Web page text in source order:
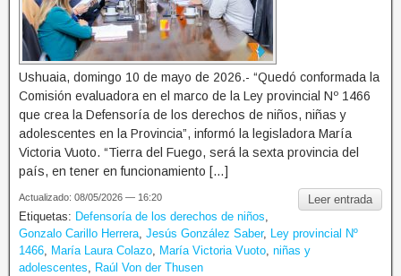
Ushuaia, domingo 10 de mayo de 2026.- “Quedó conformada la
Comisión evaluadora en el marco de la Ley provincial Nº 1466
que crea la Defensoría de los derechos de niños, niñas y
adolescentes en la Provincia”, informó la legisladora María
Victoria Vuoto. “Tierra del Fuego, será la sexta provincia del
país, en tener en funcionamiento […]
Leer entrada
Actualizado: 08/05/2026 — 16:20
Etiquetas: Defensoría de los derechos de niños
Gonzalo Carillo Herrera Jesús González Saber,
Ley provincial Nº
1466
María Laura Colazo María Victoria Vuoto niñas y
adolescentes
Raúl Von der Thusen